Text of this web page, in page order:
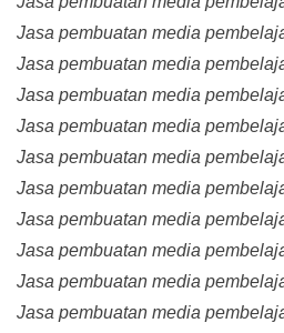
Jasa pembuatan media
Jasa pembuatan media
Jasa pembuatan media
Jasa pembuatan media
Jasa pembuatan media
Jasa pembuatan media
Jasa pembuatan media
Jasa pembuatan media
Jasa pembuatan media
Jasa pembuatan media